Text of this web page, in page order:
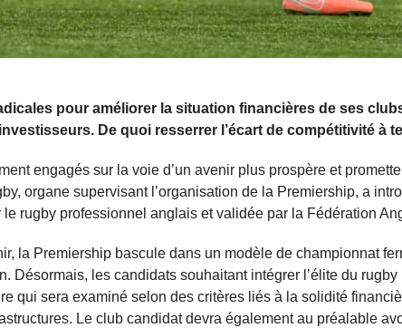
pour améliorer la situation financières de ses
De quoi resserrer l’écart de compétitivité à
engagés sur la voie d’un avenir plus prospère et
organe supervisant l’organisation de la Premiership, a
rugby professionnel anglais et validée par la Fédération
la Premiership bascule dans un modèle de championnat
Désormais, les candidats souhaitant intégrer l’élite du
qui sera examiné selon des critères liés à la solidité
Le club candidat devra également au préalable